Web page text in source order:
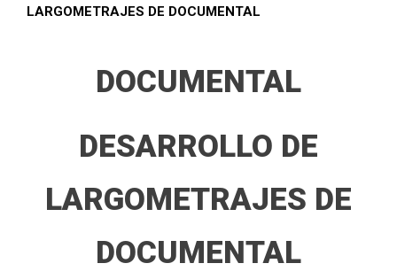
LARGOMETRAJES DE DOCUMENTAL
DOCUMENTAL
DESARROLLO DE
LARGOMETRAJES DE
DOCUMENTAL